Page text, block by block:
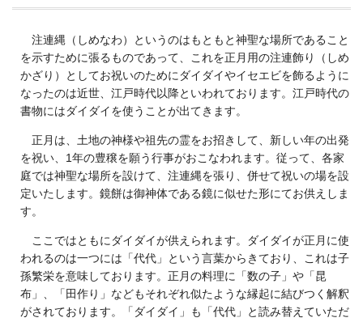
注連縄（しめなわ）というのはもともと神聖な場所であること
を示すために張るものであって、これを正月用の注連飾り（しめ
かざり）としてお祝いのためにダイダイやイセエビを飾るように
なったのは近世、江戸時代以降といわれております。江戸時代の
書物にはダイダイを使うことが出てきます。
正月は、土地の神様や祖先の霊をお招きして、新しい年の出発
を祝い、1年の豊穣を願う行事がおこなわれます。従って、各家
庭では神聖な場所を設けて、注連縄を張り、併せて祝いの場を設
定いたします。鏡餅は御神体である鏡に似せた形にてお供えしま
す。
ここではともにダイダイが供えられます。ダイダイが正月に使
われるのは一つには「代代」という言葉からきており、これは子
孫繁栄を意味しております。正月の料理に「数の子」や「昆
布」、「田作り」などもそれぞれ似たような縁起に結びつく解釈
がされております。「ダイダイ」も「代代」と読み替えていただ